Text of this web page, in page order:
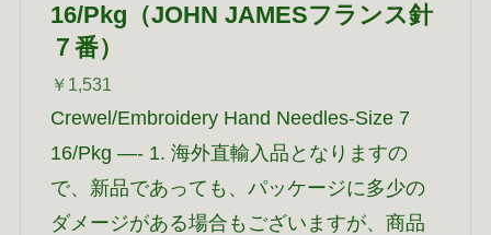
16/Pkg（JOHN JAMESフランス針
７番）
￥1,531
Crewel/Embroidery Hand Needles-Size 7
16/Pkg —- 1. 海外直輸入品となりますの
で、新品であっても、パッケージに多少の
ダメージがある場合もございますが、商品